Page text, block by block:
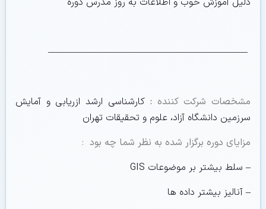
—————————————————————
مشخصات شرکت کننده : کارشناسی ارشد ازریابی و آمایش
سرزمین دانشگاه آزاد، علوم و تحقیقات تهران
مزایای دوره برگزار شده به نظر شما چه بود :
– سلط بیشتر بر موضوعات GIS
– آنالیز بیشتر داده ها